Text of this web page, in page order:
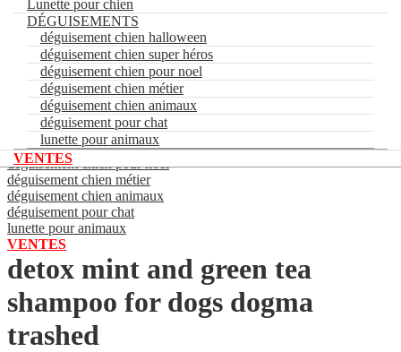
cravate chien chat
foulard chien chat
boucle chien chat
collier de perle chien chat
médaille chien chat
Lunette pour chien
DÉGUISEMENTS
déguisement chien halloween
déguisement chien super héros
déguisement chien pour noel
déguisement chien métier
déguisement chien animaux
déguisement pour chat
lunette pour animaux
VENTES
Lunette pour chien
DÉGUISEMENTS
déguisement chien halloween
déguisement chien super héros
déguisement chien pour noel
déguisement chien métier
déguisement chien animaux
déguisement pour chat
lunette pour animaux
VENTES
detox mint and green tea
shampoo for dogs dogma
trashed